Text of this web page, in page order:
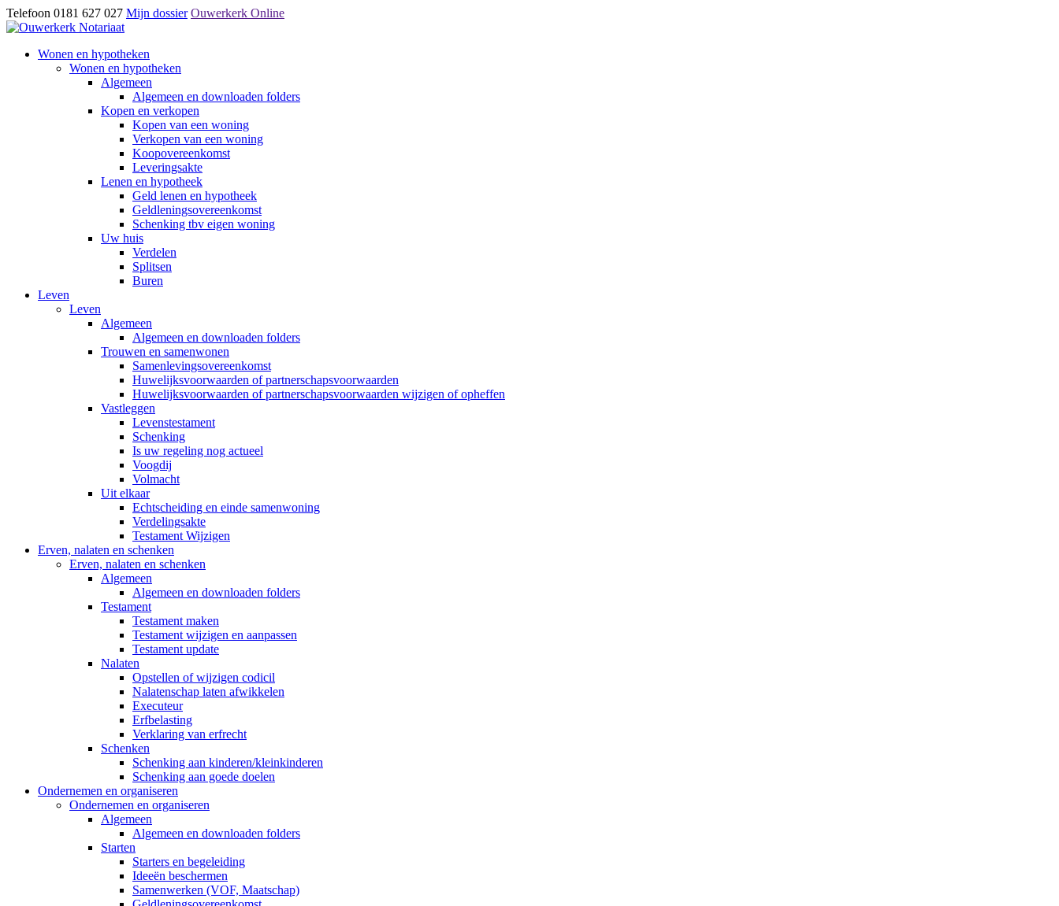
Telefoon 0181 627 027 Mijn dossier Ouwerkerk Online
Wonen en hypotheken
Wonen en hypotheken
Algemeen
Algemeen en downloaden folders
Kopen en verkopen
Kopen van een woning
Verkopen van een woning
Koopovereenkomst
Leveringsakte
Lenen en hypotheek
Geld lenen en hypotheek
Geldleningsovereenkomst
Schenking tbv eigen woning
Uw huis
Verdelen
Splitsen
Buren
Leven
Leven
Algemeen
Algemeen en downloaden folders
Trouwen en samenwonen
Samenlevingsovereenkomst
Huwelijksvoorwaarden of partnerschapsvoorwaarden
Huwelijksvoorwaarden of partnerschapsvoorwaarden wijzigen of opheffen
Vastleggen
Levenstestament
Schenking
Is uw regeling nog actueel
Voogdij
Volmacht
Uit elkaar
Echtscheiding en einde samenwoning
Verdelingsakte
Testament Wijzigen
Erven, nalaten en schenken
Erven, nalaten en schenken
Algemeen
Algemeen en downloaden folders
Testament
Testament maken
Testament wijzigen en aanpassen
Testament update
Nalaten
Opstellen of wijzigen codicil
Nalatenschap laten afwikkelen
Executeur
Erfbelasting
Verklaring van erfrecht
Schenken
Schenking aan kinderen/kleinkinderen
Schenking aan goede doelen
Ondernemen en organiseren
Ondernemen en organiseren
Algemeen
Algemeen en downloaden folders
Starten
Starters en begeleiding
Ideeën beschermen
Samenwerken (VOF, Maatschap)